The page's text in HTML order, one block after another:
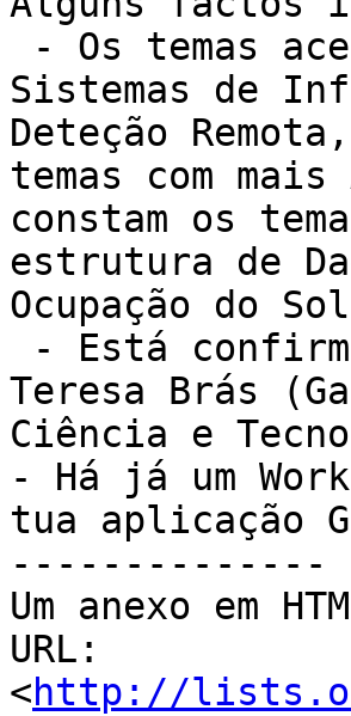
- Os temas
Sistemas de
Deteção
temas com
constam os
estrutura de
Ocupação do
- Está
Teresa Brás
Ciência e
- Há já um
tua aplicação
--------------
Um anexo em
URL:
<http://